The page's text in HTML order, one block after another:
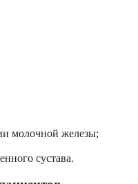
молочной железы;
сустава.